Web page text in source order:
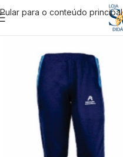
Pular para o conteúdo principal